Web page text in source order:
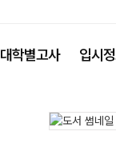
대학별고사 입시